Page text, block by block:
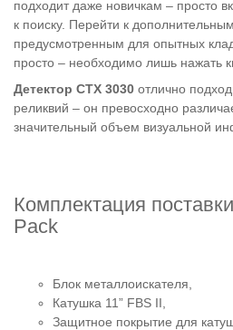
подходит даже новичкам – просто
к поиску. Перейти к
предусмотренным для опытных
просто – необходимо лишь нажать
Детектор CTX 3030 отлично
реликвий – он превосходно
значительный объем визуальной
Комплектация
Pack
Блок металлоискателя,
Катушка 11” FBS II,
Защитное покрытие для